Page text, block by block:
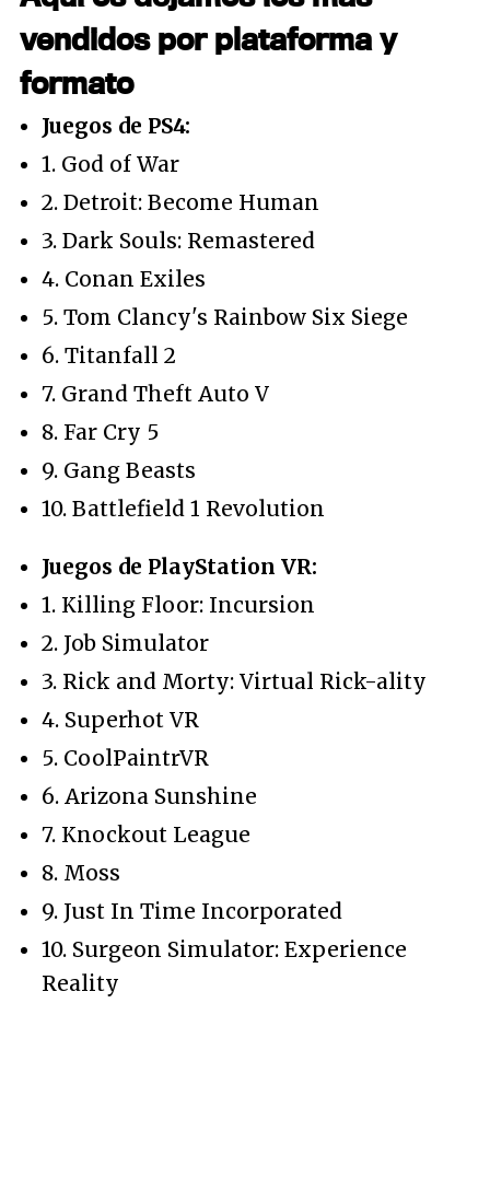
vendidos por plataforma y
formato
Juegos de PS4:
1. God of War
2. Detroit: Become Human
3. Dark Souls: Remastered
4. Conan Exiles
5. Tom Clancy's Rainbow Six Siege
6. Titanfall 2
7. Grand Theft Auto V
8. Far Cry 5
9. Gang Beasts
10. Battlefield 1 Revolution
Juegos de PlayStation VR:
1. Killing Floor: Incursion
2. Job Simulator
3. Rick and Morty: Virtual Rick-ality
4. Superhot VR
5. CoolPaintrVR
6. Arizona Sunshine
7. Knockout League
8. Moss
9. Just In Time Incorporated
10. Surgeon Simulator: Experience
Reality